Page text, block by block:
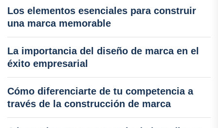
Los elementos esenciales para construir
una marca memorable
La importancia del diseño de marca en el
éxito empresarial
Cómo diferenciarte de tu competencia a
través de la construcción de marca